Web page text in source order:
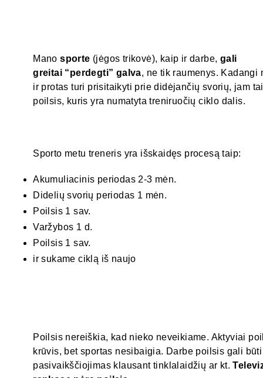
Manosporte (jėgos trikovė), kaip ir darbe, gali
greitai “perdegti” galva, ne tik raumenys. Kadangi
ir protas turi prisitaikyti prie didėjančių svorių, jam
poilsis, kuris yra numatyta treniruočių ciklo dalis.
Sporto metu treneris yra išskaidęs procesą taip:
Akumuliacinis periodas 2-3 mėn.
Didelių svorių periodas 1 mėn.
Poilsis 1 sav.
Varžybos 1 d.
Poilsis 1 sav.
ir sukame ciklą iš naujo
Poilsis nereiškia, kad nieko neveikiame. Aktyviai
krūvis, bet sportas nesibaigia. Darbe poilsis gali
pasivaikščiojimas klausant tinklalaidžių ar kt.